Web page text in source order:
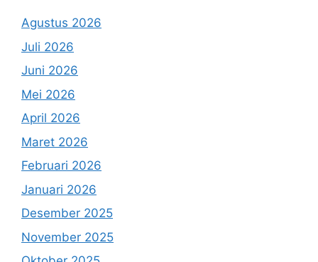
Agustus 2026
Juli 2026
Juni 2026
Mei 2026
April 2026
Maret 2026
Februari 2026
Januari 2026
Desember 2025
November 2025